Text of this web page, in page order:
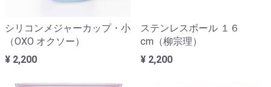
シリコンメジャーカップ・小
（OXO オクソー）
¥ 2,200
ステンレスボール １６
cm（柳宗理）
¥ 2,200